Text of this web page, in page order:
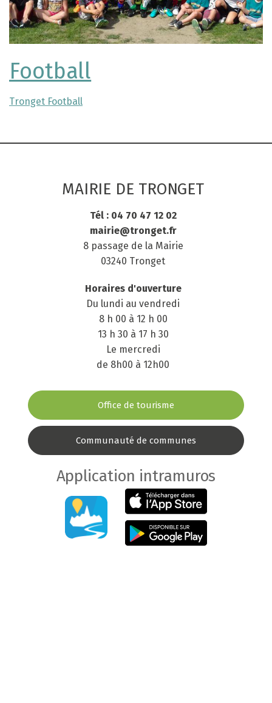
Football
Tronget Football
MAIRIE DE TRONGET
Tél : 04 70 47 12 02
mairie@tronget.fr
8 passage de la Mairie
03240 Tronget
Horaires d'ouverture
Du lundi au vendredi
8 h 00 à 12 h 00
13 h 30 à 17 h 30
Le mercredi
de 8h00 à 12h00
Office de tourisme
Communauté de communes
Application intramuros